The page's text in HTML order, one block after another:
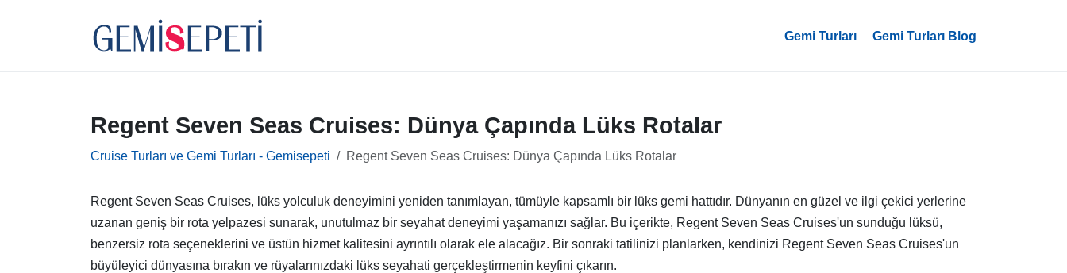
Gemi Turları Gemi Turları Blog
Regent Seven Seas Cruises: Dünya Çapında Lüks Rotalar
Cruise Turları ve Gemi Turları - Gemisepeti Regent Seven Seas Cruises: Dünya Çapında Lüks Rotalar
Regent Seven Seas Cruises, lüks yolculuk deneyimini yeniden tanımlayan, tümüyle kapsamlı bir lüks gemi hattıdır. Dünyanın en güzel ve ilgi çekici yerlerine
uzanan geniş bir rota yelpazesi sunarak, unutulmaz bir seyahat deneyimi yaşamanızı sağlar. Bu içerikte, Regent Seven Seas Cruises'un sunduğu lüksü,
benzersiz rota seçeneklerini ve üstün hizmet kalitesini ayrıntılı olarak ele alacağız. Bir sonraki tatilinizi planlarken, kendinizi Regent Seven Seas Cruises'un
büyüleyici dünyasına bırakın ve rüyalarınızdaki lüks seyahati gerçekleştirmenin keyfini çıkarın.